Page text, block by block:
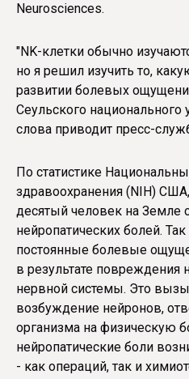
Neurosciences.
"NK-клетки обычно
но я решил изучить то,
развитии болевых
Сеульского национального
слова приводит пресс-
По статистике
здравоохранения (NIH)
десятый человек на Земле
нейропатических болей.
постоянные болевые
в результате повреждения
нервной системы. Это
возбуждение нейронов,
организма на физическую
нейропатические боли
- как операций, так и